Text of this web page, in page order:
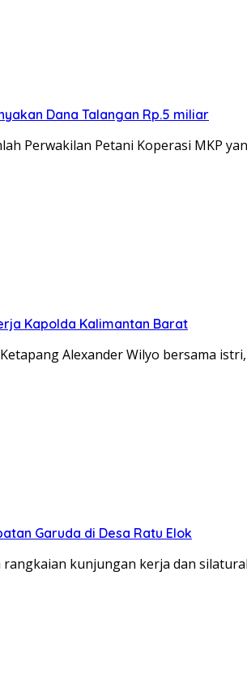
Dana Talangan Rp.5 miliar
Perwakilan Petani Koperasi MKP
Kapolda Kalimantan Barat
Alexander Wilyo bersama
Garuda di Desa Ratu Elok
kunjungan kerja dan